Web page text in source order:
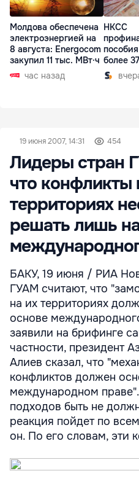
Молдова обеспечена
электроэнергией на
8 августа: Energocom
закупил 11 тыс. МВт·ч
час назад
НКСС
более
19 июня 2007, 14:31 454
Лидеры стран
что конфликты
территориях
решать лишь
БАКУ, 19 июня / РИА
ГУАМ считают, что
на их территориях
основе
заявили на брифинге
частности, президент
Алиев сказал, что
конфликтов должен
международном
подходов быть не
реакция пойдет по
он. По его словам, эти